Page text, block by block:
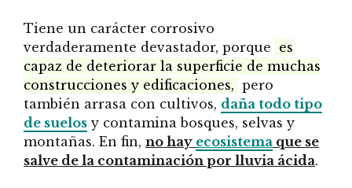
Tiene un carácter corrosivo
verdaderamente devastador, porque es
capaz de deteriorar la superficie de muchas
construcciones y edificaciones, pero
también arrasa con cultivos, daña todo tipo
de suelos y contamina bosques, selvas y
montañas. En fin, no hay ecosistema que se
salve de la contaminación por lluvia ácida.